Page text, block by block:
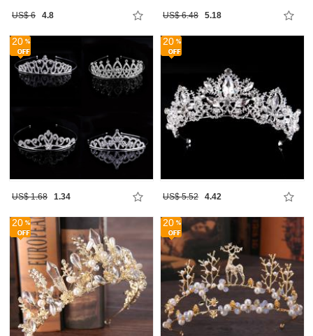
US$ 6 4.8 US$ 6.48 5.18
20
US$ 1.68 1.34
20
US$ 5.52 4.42
20 20